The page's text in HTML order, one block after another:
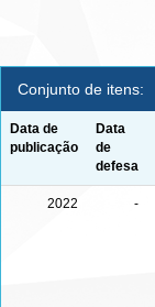
Conjunto de itens:
Data de
publicação
Data
de
defesa
2022 -